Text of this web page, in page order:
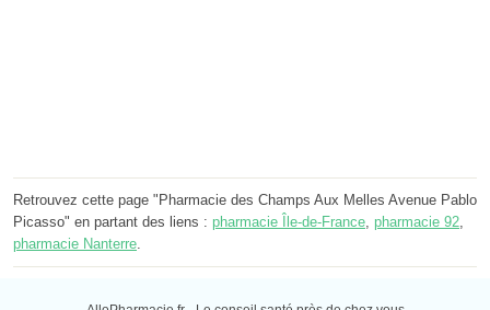
Retrouvez cette page "Pharmacie des Champs Aux Melles Avenue Pablo
Picasso" en partant des liens : pharmacie Île-de-France, pharmacie 92,
pharmacie Nanterre.